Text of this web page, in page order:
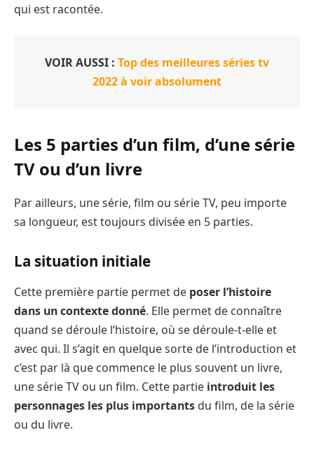
qui est racontée.
VOIR AUSSI : Top des meilleures séries tv
2022 à voir absolument
Les 5 parties d’un film, d’une série
TV ou d’un livre
Par ailleurs, une série, film ou série TV, peu importe
sa longueur, est toujours divisée en 5 parties.
La situation initiale
Cette première partie permet de poser l’histoire
dans un contexte donné. Elle permet de connaître
quand se déroule l’histoire, où se déroule-t-elle et
avec qui. Il s’agit en quelque sorte de l’introduction et
c’est par là que commence le plus souvent un livre,
une série TV ou un film. Cette partie introduit les
personnages les plus importants du film, de la série
ou du livre.